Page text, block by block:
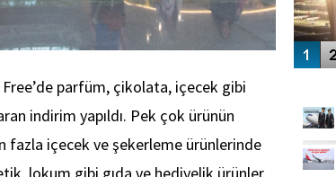
Free’de parfüm, çikolata, içecek gibi
indirim yapıldı. Pek çok ürünün
fazla içecek ve şekerleme ürünlerinde